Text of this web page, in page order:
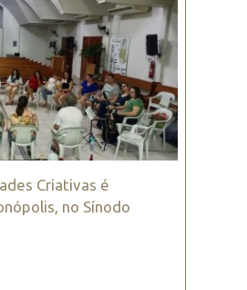
Criativas é
no Sínodo